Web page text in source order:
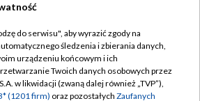
TVP
Regulamin TVP
prywatności
do serwisu", aby wyrazić zgody na
śledzenia i zbierania danych,
urządzeniu końcowym i ich
Twoich danych osobowych przez
w likwidacji (zwaną dalej również „TVP”),
(1201 firm) oraz pozostałych Zaufanych